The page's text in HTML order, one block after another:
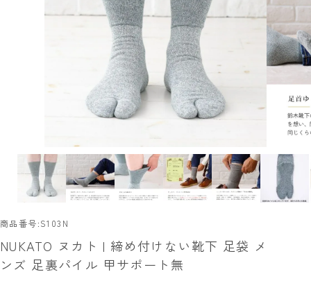
商品番号 S103N
NUKATO ヌカト | 締め付けない靴下 足袋 メ
ンズ 足裏パイル 甲サポート無